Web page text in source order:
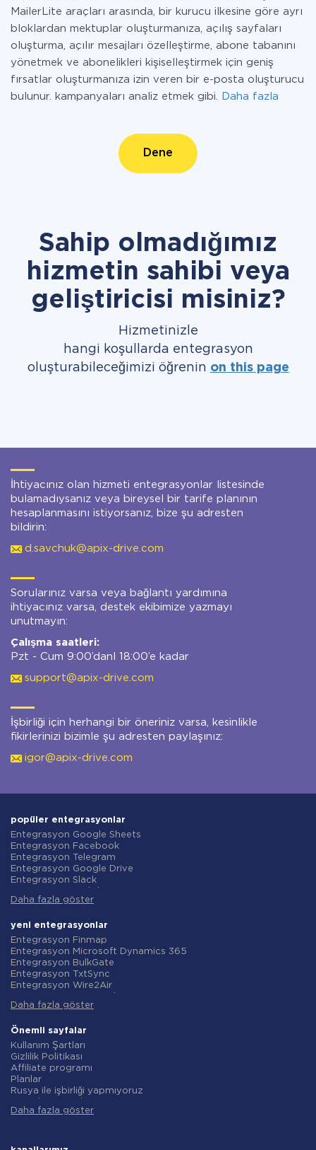
MailerLite araçları arasında, bir kurucu ilkesine göre ayrı
bloklardan mektuplar oluşturmanıza, açılış sayfaları
oluşturma, açılır mesajları özelleştirme, abone tabanını
yönetmek ve abonelikleri kişiselleştirmek için geniş
fırsatlar oluşturmanıza izin veren bir e-posta oluşturucu
bulunur. kampanyaları analiz etmek gibi.
Daha fazla
Dene
Sahip olmadığımız
hizmetin sahibi veya
geliştiricisi misiniz?
Hizmetinizle
hangi koşullarda entegrasyon
oluşturabileceğimizi öğrenin on this page
İhtiyacınız olan hizmeti entegrasyonlar listesinde
bulamadıysanız veya bireysel bir tarife planının
hesaplanmasını istiyorsanız, bize şu adresten
bildirin:
d.savchuk@apix-drive.com
Sorularınız varsa veya bağlantı yardımına
ihtiyacınız varsa, destek ekibimize yazmayı
unutmayın:
Çalışma saatleri:
Pzt - Cum 9:00’danl 18:00’e kadar
support@apix-drive.com
İşbirliği için herhangi bir öneriniz varsa, kesinlikle
fikirlerinizi bizimle şu adresten paylaşınız:
igor@apix-drive.com
popüler entegrasyonlar
Entegrasyon Google Sheets
Entegrasyon Facebook
Entegrasyon Telegram
Entegrasyon Google Drive
Entegrasyon Slack
Entegrasyon Gmail
Entegrasyon ClickUp
Entegrasyon Airtable
Entegrasyon Google Contacts
Entegrasyon OpenAI (ChatGPT)
Entegrasyon Instagram
Entegrasyon ActiveCampaign
Entegrasyon Typeform
Entegrasyon Salesforce CRM
Entegrasyon Notion
Entegrasyon AWeber
Entegrasyon Asana
Entegrasyon ZOHO CRM
Entegrasyon Webhooks
Entegrasyon GetResponse
Entegrasyon WooCommerce
Daha fazla göster
yeni entegrasyonlar
Entegrasyon Finmap
Entegrasyon Microsoft Dynamics 365
Entegrasyon BulkGate
Entegrasyon TxtSync
Entegrasyon Wire2Air
Entegrasyon Infobip
Entegrasyon AtomPark
Entegrasyon TXTImpact
Entegrasyon Campaign Monitor
Entegrasyon CM.com
Entegrasyon D7 Networks
Entegrasyon SMS.to
Entegrasyon SMSGlobal
Entegrasyon Textlocal
Daha fazla göster
Önemli sayfalar
Kullanım Şartları
Gizlilik Politikası
Affiliate programı
Planlar
Rusya ile işbirliği yapmıyoruz
iade politikasi
Hakkında
Daha fazla göster